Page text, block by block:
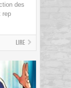
des
rep
Lire